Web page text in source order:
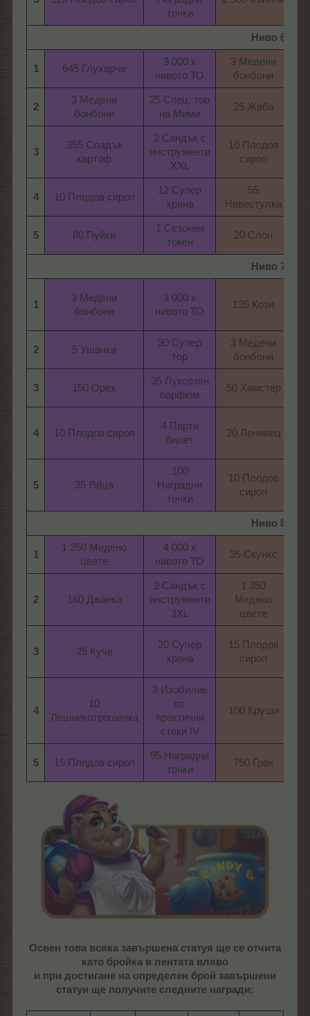
точки​
Ниво 6
1 645 Глухарче​
3 000 х
нивото ТО​
3 Медени
бонбони​
2
3 Медени
бонбони​
25 Спец. тор
на Мими​
25 Жаба​
3
355 Сладък
картоф​
2 Сандък с
инструменти
XXL​
10 Плодов
сироп​
4 10 Плодов сироп​
12 Супер
храна​
55
Невестулка​
5 80 Пуйки​
1 Сезонен
токен​
20 Слон​
Ниво 7
1
3 Медени
бонбони​
3 000 х
нивото ТО​
135 Кози​
2 5 Ушанки​
30 Супер
тор​
3 Медени
бонбони​
3 150 Орех​
35 Луксозен
парфюм​
50 Хамстер​
4 10 Плодов сироп​
4 Парти
билет​
20 Ленивец​
5 35 Яйца​
100
Наградни
точки​
10 Плодов
сироп​
Ниво 8
1
1 350 Медено
цвете​
4 000 х
нивото ТО​
35 Скункс​
2 160 Джанка​
2 Сандък с
инструменти
3XL​
1 350
Медено
цвете​
3 25 Куче​
20 Супер
храна​
15 Плодов
сироп​
4
10
Лешникотрошачка​
3 Изобилие
от
практични
стоки IV​
100 Круши​
5 15 Плодов сироп​
95 Наградни
точки​
750 Грах​
Освен това всяка завършена статуя ще се отчита
като бройка в лентата вляво
и при достигане на определен брой завършени
статуи ще получите следните награди: